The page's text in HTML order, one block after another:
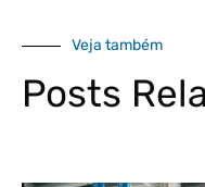
Veja também
Posts